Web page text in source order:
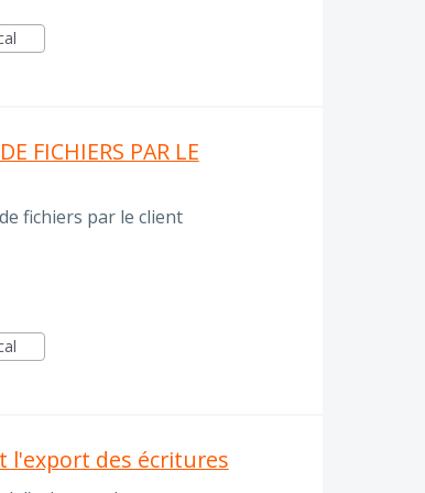
FICHIERS PAR LE
fichiers par le client
l'export des écritures